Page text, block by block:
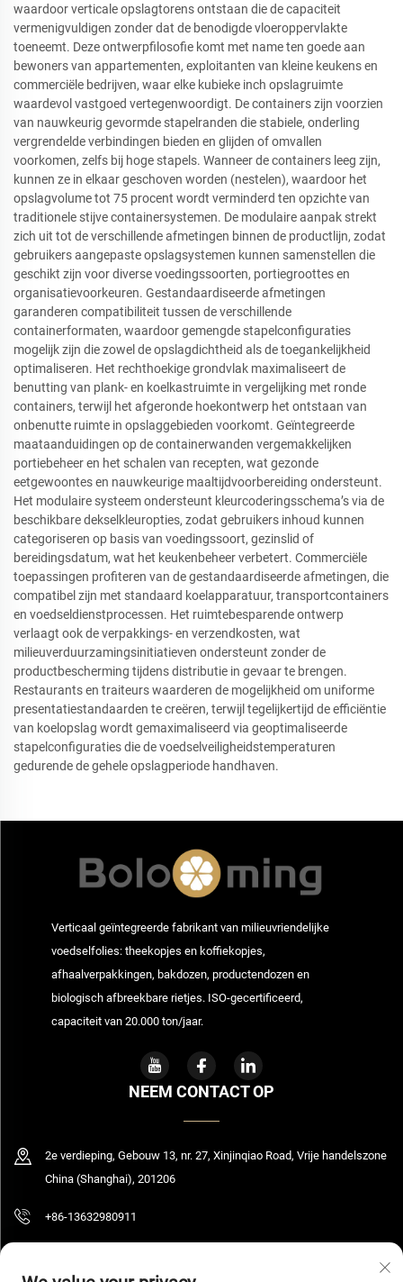
waardoor verticale opslagtorens ontstaan die de capaciteit
vermenigvuldigen zonder dat de benodigde vloeroppervlakte
toeneemt. Deze ontwerpfilosofie komt met name ten goede aan
bewoners van appartementen, exploitanten van kleine keukens en
commerciële bedrijven, waar elke kubieke inch opslagruimte
waardevol vastgoed vertegenwoordigt. De containers zijn voorzien
van nauwkeurig gevormde stapelranden die stabiele, onderling
vergrendelde verbindingen bieden en glijden of omvallen
voorkomen, zelfs bij hoge stapels. Wanneer de containers leeg zijn,
kunnen ze in elkaar geschoven worden (nestelen), waardoor het
opslagvolume tot 75 procent wordt verminderd ten opzichte van
traditionele stijve containersystemen. De modulaire aanpak strekt
zich uit tot de verschillende afmetingen binnen de productlijn, zodat
gebruikers aangepaste opslagsystemen kunnen samenstellen die
geschikt zijn voor diverse voedingssoorten, portiegroottes en
organisatievoorkeuren. Gestandaardiseerde afmetingen
garanderen compatibiliteit tussen de verschillende
containerformaten, waardoor gemengde stapelconfiguraties
mogelijk zijn die zowel de opslagdichtheid als de toegankelijkheid
optimaliseren. Het rechthoekige grondvlak maximaliseert de
benutting van plank- en koelkastruimte in vergelijking met ronde
containers, terwijl het afgeronde hoekontwerp het ontstaan van
onbenutte ruimte in opslaggebieden voorkomt. Geïntegreerde
maataanduidingen op de containerwanden vergemakkelijken
portiebeheer en het schalen van recepten, wat gezonde
eetgewoontes en nauwkeurige maaltijdvoorbereiding ondersteunt.
Het modulaire systeem ondersteunt kleurcoderingsschema’s via de
beschikbare dekselkleuropties, zodat gebruikers inhoud kunnen
categoriseren op basis van voedingssoort, gezinslid of
bereidingsdatum, wat het keukenbeheer verbetert. Commerciële
toepassingen profiteren van de gestandaardiseerde afmetingen, die
compatibel zijn met standaard koelapparatuur, transportcontainers
en voedseldienstprocessen. Het ruimtebesparende ontwerp
verlaagt ook de verpakkings- en verzendkosten, wat
milieuverduurzamingsinitiatieven ondersteunt zonder de
productbescherming tijdens distributie in gevaar te brengen.
Restaurants en traiteurs waarderen de mogelijkheid om uniforme
presentatiestandaarden te creëren, terwijl tegelijkertijd de efficiëntie
van koelopslag wordt gemaximaliseerd via geoptimaliseerde
stapelconfiguraties die de voedselveiligheidstemperaturen
gedurende de gehele opslagperiode handhaven.
Verticaal geïntegreerde fabrikant van milieuvriendelijke
voedselfolies: theekopjes en koffiekopjes,
afhaalverpakkingen, bakdozen, productendozen en
biologisch afbreekbare rietjes. ISO-gecertificeerd,
capaciteit van 20.000 ton/jaar.
NEEM CONTACT OP
2e verdieping, Gebouw 13, nr. 27, Xinjinqiao Road, Vrije handelszone
China (Shanghai), 201206
+86-13632980911